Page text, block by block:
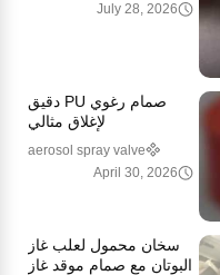
July 28, 2026
صمام رغوي PU دقيق
لإغلاق مثالي
aerosol spray valve
April 30, 2026
سخان محمول لعلب غاز
البوتان مع صمام موقد غاز